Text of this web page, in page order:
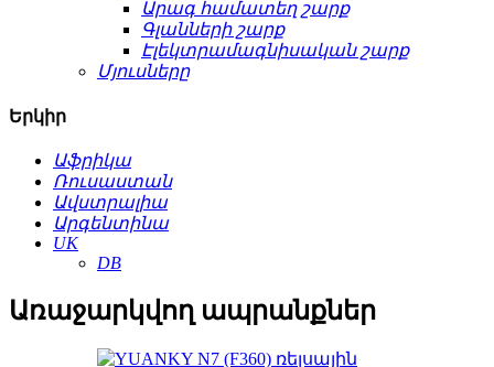
Արագ համատեղ շարք
Գլանների շարք
Էլեկտրամագնիսական շարք
Մյուսները
Երկիր
Աֆրիկա
Ռուսաստան
Ավստրալիա
Արգենտինա
UK
DB
Առաջարկվող ապրանքներ